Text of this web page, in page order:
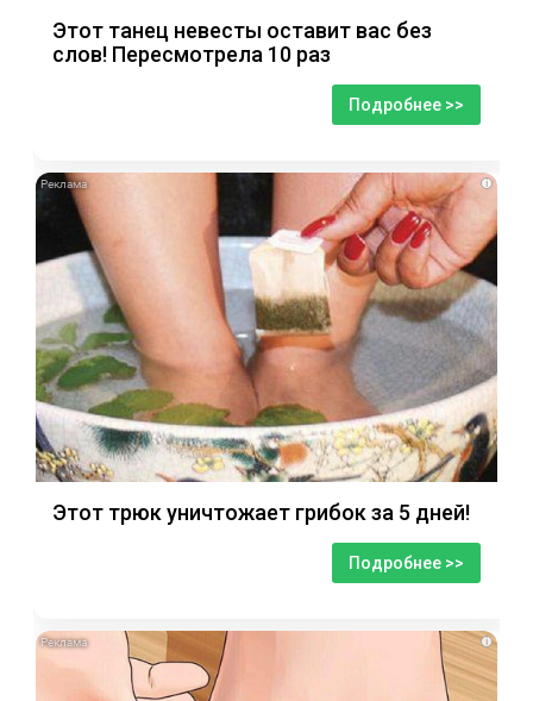
Этот танец невесты оставит вас без
слов! Пересмотрела 10 раз
Подробнее >>
i
Этот трюк уничтожает грибок за 5 дней!
Подробнее >>
i